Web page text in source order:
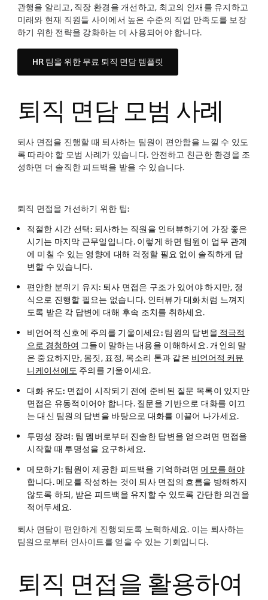
관행을 알리고, 직장 환경을 개선하고, 최고의 인재를 유지하고
미래와 현재 직원들 사이에서 높은 수준의 직업 만족도를 보장
하기 위한 전략을 강화하는 데 사용되어야 합니다.
HR 팀을 위한 무료 퇴직 면담 템플릿
퇴직 면담 모범 사례
퇴사 면접을 진행할 때 퇴사하는 팀원이 편안함을 느낄 수 있도
록 따라야 할 모범 사례가 있습니다. 안전하고 친근한 환경을 조
성하면 더 솔직한 피드백을 받을 수 있습니다.
퇴직 면접을 개선하기 위한 팁:
적절한 시간 선택: 퇴사하는 직원을 인터뷰하기에 가장 좋은
시기는 마지막 근무일입니다. 이렇게 하면 팀원이 업무 관계
에 미칠 수 있는 영향에 대해 걱정할 필요 없이 솔직하게 답
변할 수 있습니다.
편안한 분위기 유지: 퇴사 면접은 구조가 있어야 하지만, 정
식으로 진행할 필요는 없습니다. 인터뷰가 대화처럼 느껴지
도록 받은 각 답변에 대해 후속 조치를 취하세요.
비언어적 신호에 주의를 기울이세요: 팀원의 답변을 적극적
으로 경청하여 그들이 말하는 내용을 이해하세요. 개인의 말
은 중요하지만, 몸짓, 표정, 목소리 톤과 같은 비언어적 커뮤
니케이션에도 주의를 기울이세요.
대화 유도: 면접이 시작되기 전에 준비된 질문 목록이 있지만
면접은 유동적이어야 합니다. 질문을 기반으로 대화를 이끄
는 대신 팀원의 답변을 바탕으로 대화를 이끌어 나가세요.
투명성 장려: 팀 멤버로부터 진솔한 답변을 얻으려면 면접을
시작할 때 투명성을 요구하세요.
메모하기: 팀원이 제공한 피드백을 기억하려면 메모를 해야
합니다. 메모를 작성하는 것이 퇴사 면접의 흐름을 방해하지
않도록 하되, 받은 피드백을 유지할 수 있도록 간단한 의견을
적어두세요.
퇴사 면담이 편안하게 진행되도록 노력하세요. 이는 퇴사하는
팀원으로부터 인사이트를 얻을 수 있는 기회입니다.
퇴직 면접을 활용하여